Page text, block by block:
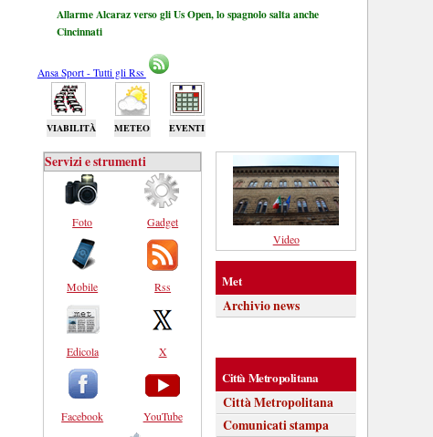
Allarme Alcaraz verso gli Us Open, lo spagnolo salta anche
Cincinnati
Ansa Sport - Tutti gli Rss
VIABILITÀ METEO EVENTI
Servizi e strumenti
Foto
Mobile
Edicola
Facebook
Gadget
Rss
X
YouTube
Video
Met
Archivio news
Città Metropolitana
Città Metropolitana
Comunicati stampa